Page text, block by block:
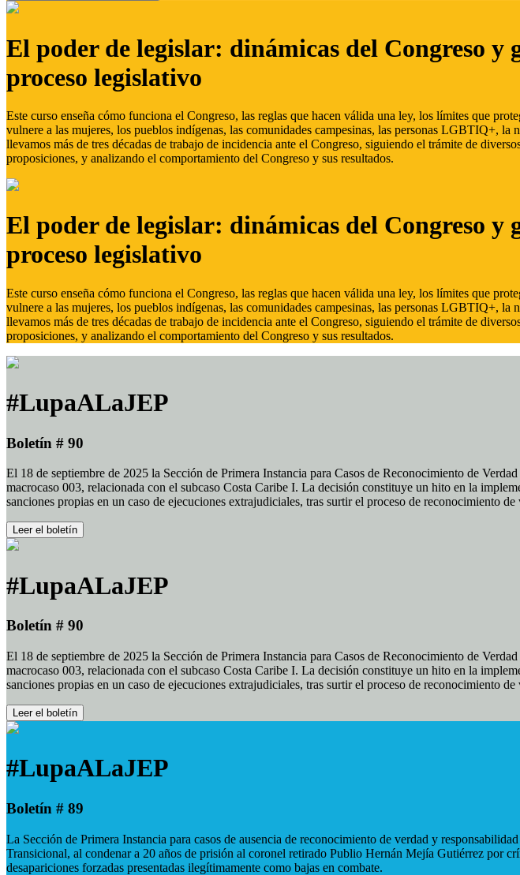
El poder de legislar: dinámicas del Congreso
proceso legislativo
Este curso enseña cómo funciona el Congreso, las reglas que hacen válida una ley, los límites que
vulnere a las mujeres, los pueblos indígenas, las comunidades campesinas, las personas LGBTIQ+,
llevamos más de tres décadas de trabajo de incidencia ante el Congreso, siguiendo el trámite de
proposiciones, y analizando el comportamiento del Congreso y sus resultados.
El poder de legislar: dinámicas del Congreso
proceso legislativo
Este curso enseña cómo funciona el Congreso, las reglas que hacen válida una ley, los límites que
vulnere a las mujeres, los pueblos indígenas, las comunidades campesinas, las personas LGBTIQ+,
llevamos más de tres décadas de trabajo de incidencia ante el Congreso, siguiendo el trámite de
proposiciones, y analizando el comportamiento del Congreso y sus resultados.
#LupaALaJEP
Boletín # 90
El 18 de septiembre de 2025 la Sección de Primera Instancia para Casos de Reconocimiento de
macrocaso 003, relacionada con el subcaso Costa Caribe I. La decisión constituye un hito en la
sanciones propias en un caso de ejecuciones extrajudiciales, tras surtir el proceso de reconocimiento
Leer el boletín
#LupaALaJEP
Boletín # 90
El 18 de septiembre de 2025 la Sección de Primera Instancia para Casos de Reconocimiento de
macrocaso 003, relacionada con el subcaso Costa Caribe I. La decisión constituye un hito en la
sanciones propias en un caso de ejecuciones extrajudiciales, tras surtir el proceso de reconocimiento
Leer el boletín
#LupaALaJEP
Boletín # 89
La Sección de Primera Instancia para casos de ausencia de reconocimiento de verdad y
Transicional, al condenar a 20 años de prisión al coronel retirado Publio Hernán Mejía Gutiérrez por
desapariciones forzadas presentadas ilegítimamente como bajas en combate.